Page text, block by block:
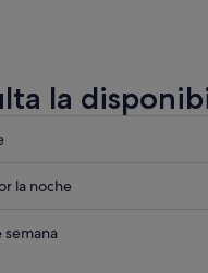
la
la noche
semana